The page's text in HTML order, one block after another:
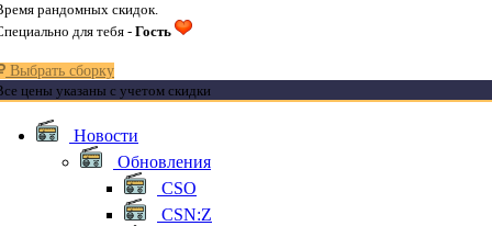
рандомных скидок.
для тебя - Гость
Выбрать сборку
цены указаны с учетом скидки
Новости
Обновления
CSO
CSN:Z